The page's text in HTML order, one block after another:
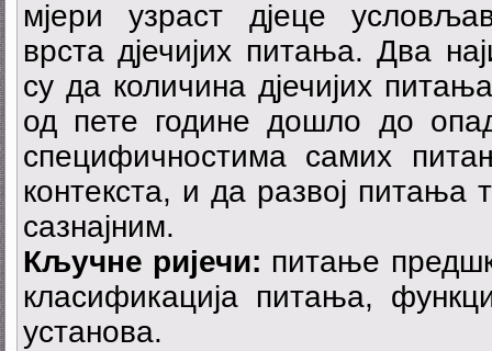
мјери узраст дјеце
врста дјечијих питања. Два
су да количина дјечијих
од пете године дошло до
специфичностима самих
контекста, и да развој питања
сазнајним.
Кључне ријечи: питање
класификација питања,
установа.